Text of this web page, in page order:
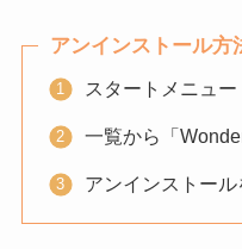
アンインストール方
スタートメニュ
一覧から「
アンインストー